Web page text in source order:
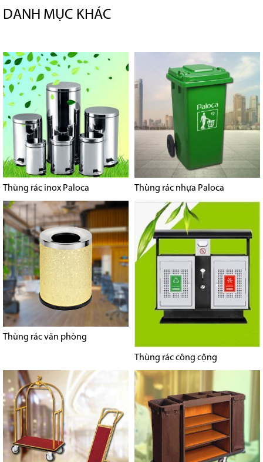
DANH MỤC KHÁC
Thùng rác inox Paloca Thùng rác nhựa Paloca
Thùng rác văn phòng
Thùng rác công cộng